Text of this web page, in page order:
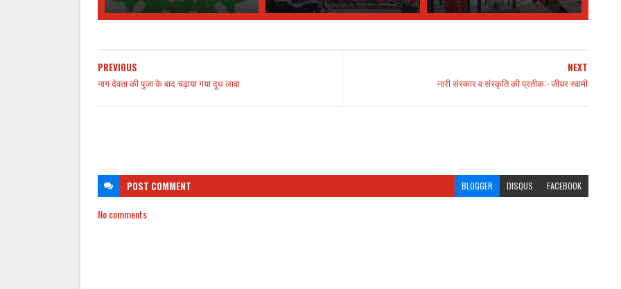
NEXT
नारी संस्कार व संस्कृति की प्रतीक:- जीयर स्वामी
PREVIOUS
नाग देवता की पुजा के बाद चढ़ाया गया दूध लावा
POST COMMENT BLOGGER DISQUS FACEBOOK
No comments